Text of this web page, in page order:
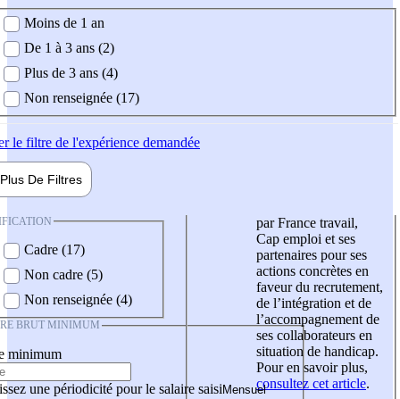
demandée
Moins de 1 an
De 1 à 3 ans (2)
Plus de 3 ans (4)
Non renseignée (17)
le filtre de l'expérience demandée
Plus De Filtres
Cadre (17)
Non cadre (5)
Non renseignée (4)
BRUT MINIMUM
minimum
une périodicité pour le salaire saisi
par France travail,
Cap emploi et ses
partenaires pour ses
actions concrètes en
faveur du recrutement,
de l’intégration et de
l’accompagnement de
ses collaborateurs en
situation de handicap.
Pour en savoir plus,
consultez cet article.